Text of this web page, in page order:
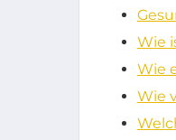
Wie
Wie
Wie